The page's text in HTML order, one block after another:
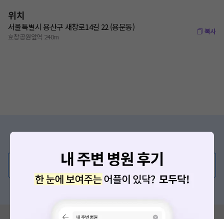
위치
서울특별시 용산구 새창로14길 22 (용문동)
효창공원앞역 240m
복사
증상/치료, 궁금한 점이 있나요?
💬 무엇이든 물어보세요
혹은, 의료상담 서비스에 다양한 게시글 보러가기
혹시 잘못된 병원정보가 있나요?